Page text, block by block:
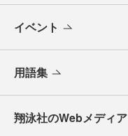
イベント
用語集
翔泳社のWebメディア